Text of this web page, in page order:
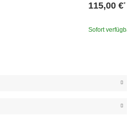
115,00 €*
Sofort verfügbar